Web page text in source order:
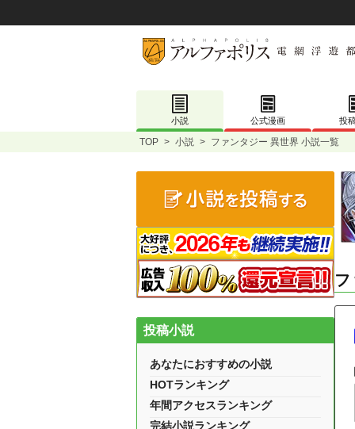
小説 公式漫画 投
TOP > 小説 > ファンタジー 異世界 小説一覧
投稿小説
あなたにおすすめの小説
HOTランキング
年間アクセスランキング
完結小説ランキング